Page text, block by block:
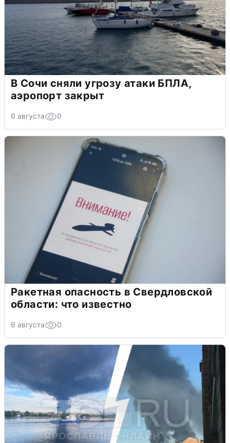
В Сочи сняли угрозу атаки БПЛА,
аэропорт закрыт
6 августа 0
Ракетная опасность в Свердловской
области: что известно
6 августа 0